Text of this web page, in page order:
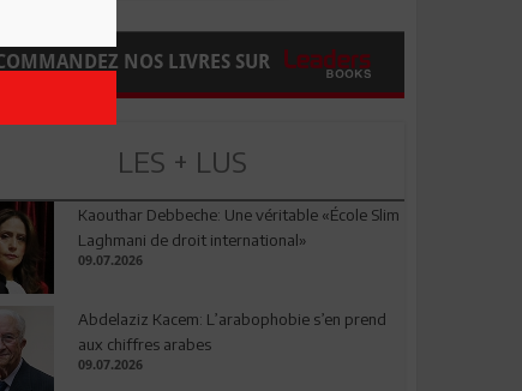
NOS LIVRES SUR
LES + LUS
Kaouthar Debbeche: Une véritable «École Slim
Laghmani de droit international»
09.07.2026
Abdelaziz Kacem: L’arabophobie s’en prend
aux chiffres arabes
09.07.2026